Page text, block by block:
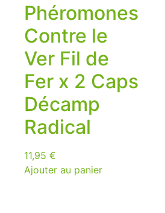
Phéromones
Contre le
Ver Fil de
Fer x 2 Caps
Décamp
Radical
11,95 €
Ajouter au panier